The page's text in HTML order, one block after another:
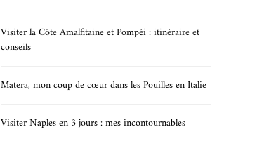
Visiter la Côte Amalfitaine et Pompéi : itinéraire et
conseils
Matera, mon coup de cœur dans les Pouilles en Italie
Visiter Naples en 3 jours : mes incontournables